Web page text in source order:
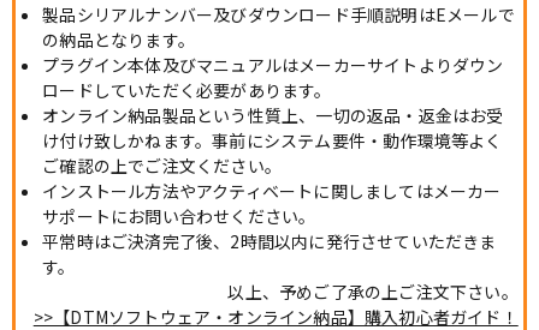
製品シリアルナンバー及びダウンロード手順説明はEメールで
の納品となります。
プラグイン本体及びマニュアルはメーカーサイトよりダウン
ロードしていただく必要があります。
オンライン納品製品という性質上、一切の返品・返金はお受
け付け致しかねます。事前にシステム要件・動作環境等よく
ご確認の上でご注文ください。
インストール方法やアクティベートに関しましてはメーカー
サポートにお問い合わせください。
平常時はご決済完了後、2時間以内に発行させていただきま
す。
以上、予めご了承の上ご注文下さい。
>>【DTMソフトウェア・オンライン納品】購入初心者ガイド！